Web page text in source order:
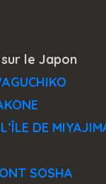
le Japon
DE
SOSHA